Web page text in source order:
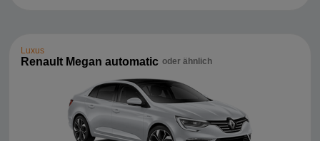
Luxus
Renault Megan automatic oder ähnlich